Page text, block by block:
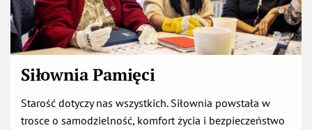
Siłownia Pamięci
Starość dotyczy nas wszystkich. Siłownia powstała w
trosce o samodzielność, komfort życia i bezpieczeństwo